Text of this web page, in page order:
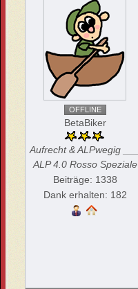
OFFLINE
BetaBiker
Aufrecht & ALPwegig ___
ALP 4.0 Rosso Speziale
Beiträge: 1338
Dank erhalten: 182